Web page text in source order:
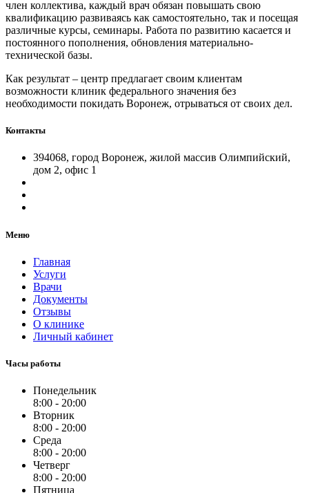
член коллектива, каждый врач обязан повышать свою
квалификацию развиваясь как самостоятельно, так и посещая
различные курсы, семинары. Работа по развитию касается и
постоянного пополнения, обновления материально-
технической базы.
Как результат – центр предлагает своим клиентам
возможности клиник федерального значения без
необходимости покидать Воронеж, отрываться от своих дел.
Контакты
394068, город Воронеж, жилой массив Олимпийский,
дом 2, офис 1
Меню
Главная
Услуги
Врачи
Документы
Отзывы
О клинике
Личный кабинет
Часы работы
Понедельник
8:00 - 20:00
Вторник
8:00 - 20:00
Среда
8:00 - 20:00
Четверг
8:00 - 20:00
Пятница